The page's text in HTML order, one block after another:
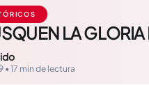
LA GLORIA
• 17 min de lectura